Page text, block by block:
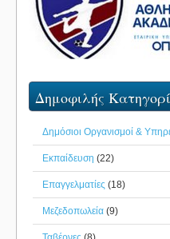
Δημοφιλής
Δημόσιοι Οργανισμοί &
Εκπαίδευση (22)
Επαγγελματίες (18)
Μεζεδοπωλεία (9)